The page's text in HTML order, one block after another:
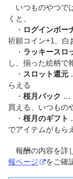
いつものやつで
くと、
・ ログインボー
祈願コイン+1、白
・ ラッキースロ
し、揃った絵柄で
・ スロット還元
らえる
・ 桜月パック …
買える、いつもの
・ 桜月のギフト
でアイテムがもら
報酬の内容を詳
報ページ
をご確